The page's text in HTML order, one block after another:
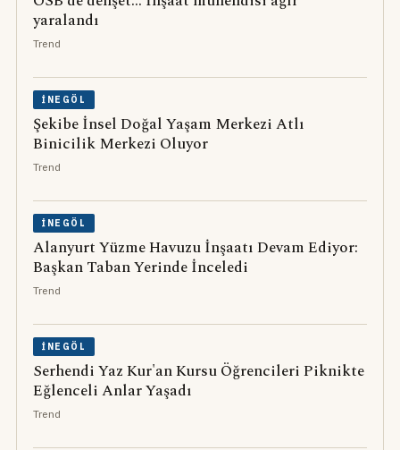
yaralandı
Trend
İNEGÖL
Şekibe İnsel Doğal Yaşam Merkezi Atlı
Binicilik Merkezi Oluyor
Trend
İNEGÖL
Alanyurt Yüzme Havuzu İnşaatı Devam Ediyor:
Başkan Taban Yerinde İnceledi
Trend
İNEGÖL
Serhendi Yaz Kur'an Kursu Öğrencileri Piknikte
Eğlenceli Anlar Yaşadı
Trend